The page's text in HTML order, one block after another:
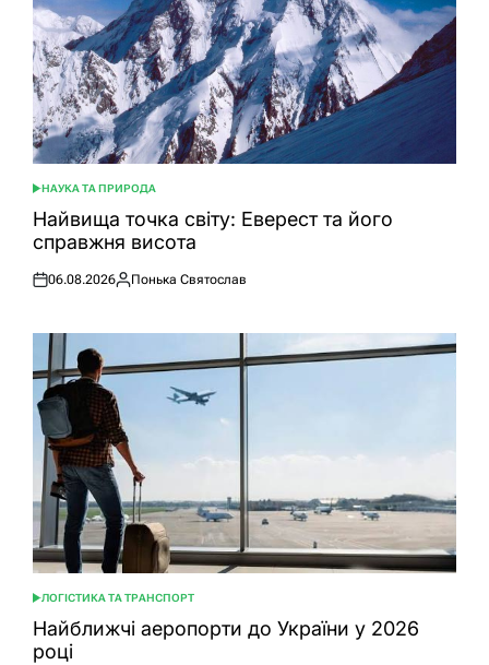
ОПУБЛІКУВАТИ
У
НАУКА ТА ПРИРОДА
Найвища точка світу: Еверест та його
справжня висота
Оприлюднено
06.08.2026
Опубліковано
Понька Святослав
ОПУБЛІКУВАТИ
У
ЛОГІСТИКА ТА ТРАНСПОРТ
Найближчі аеропорти до України у 2026
році